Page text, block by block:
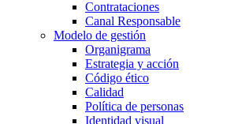
Contrataciones
Canal Responsable
Modelo de gestión
Organigrama
Estrategia y acción
Código ético
Calidad
Política de personas
Identidad visual